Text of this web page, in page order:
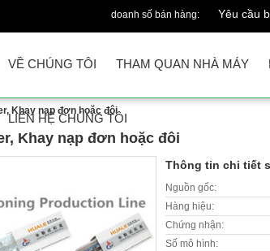
doanh số bán hàng: Yêu cầu
VỀ CHÚNG TÔI THAM QUAN NHÀ MÁY
LIÊN HỆ CHÚNG TÔI
Khay nạp đơn hoặc đôi
Khay nạp đơn hoặc đôi
Thông tin chi tiết
Nguồn gốc:
Hàng hiệu:
Chứng nhận:
Số mô hình: